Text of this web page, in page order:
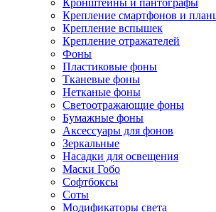
Кронштейны и пантографы
Крепление смартфонов и
Крепление вспышек
Крепление отражателей
Фоны
Пластиковые фоны
Тканевые фоны
Нетканые фоны
Светоотражающие фоны
Бумажные фоны
Аксессуары для фонов
Зеркальные
Насадки для освещения
Маски Гобо
Софтбоксы
Соты
Модификаторы света